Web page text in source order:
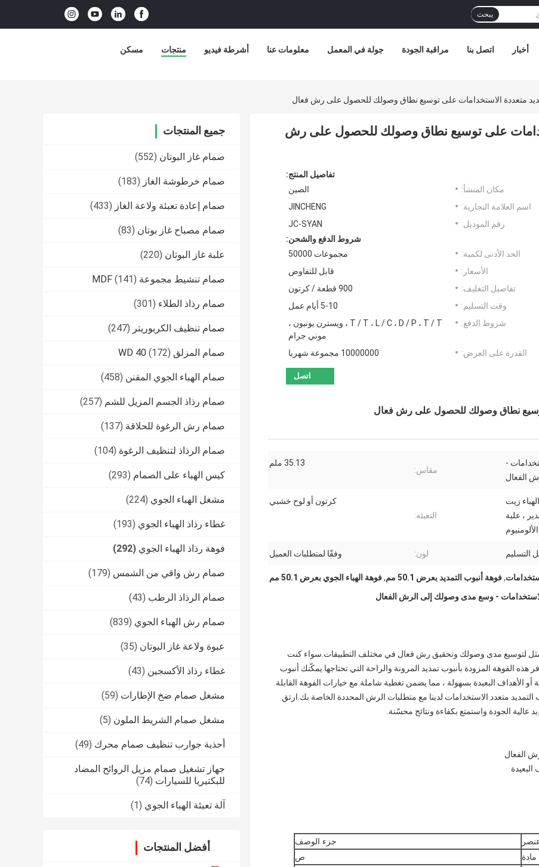
يبحث
مسكن منتجات أشرطة فيديو معلومات عنا جولة في المعمل مراقبة الجودة اتصل بنا أخبار
متعددة الاستخدامات على توسيع نطاق وصولك للحصول على رش فعال
جميع المنتجات
صمام غاز البوتان (552)
صمام خرطوشة الغاز (183)
صمام إعادة تعبئة ولاعة الغاز (433)
صمام مصباح غاز بوتان (83)
علبة غاز البوتان (220)
صمام تنشيط مجموعة MDF (141)
صمام رذاذ الطلاء (301)
صمام تنظيف الكربوريتر (247)
صمام المزلق WD 40 (172)
صمام الهباء الجوي المقنن (458)
صمام رذاذ الجسم المزيل للشم (257)
صمام رش الرغوة للحلاقة (137)
صمام الرذاذ لتنظيف الرغوة (104)
كيس الهباء على الصمام (293)
مشغل الهباء الجوي (224)
غطاء رذاذ الهباء الجوي (193)
فوهة رذاذ الهباء الجوي (292)
صمام رش واقي من الشمس (179)
صمام الرذاذ الرطب (43)
صمام رش الهباء الجوي (839)
عبوة ولاعة غاز البوتان (35)
غطاء رذاذ الأكسجين (43)
مشغل صمام ضخ الإطارات (59)
مشغل صمام الشريط الملون (5)
أحذية جوارب تنظيف صمام محرك (49)
جهاز تشغيل صمام مزيل الروائح المضاد
للبكتيريا للسيارات (74)
آلة تعبئة الهباء الجوي (1)
أفضل المنتجات
على توسيع نطاق وصولك للحصول على رش
تفاصيل المنتج:
مكان المنشأ:
الصين
اسم العلامة التجارية:
JINCHENG
رقم الموديل:
JC-SYAN
شروط الدفع والشحن:
الحد الأدنى لكمية:
مجموعات 50000
الأسعار:
قابل للتفاوض
تفاصيل التغليف:
900 قطعة / كرتون
وقت التسليم:
5-10 أيام عمل
شروط الدفع:
T / T ، L / C ، D / P ، T / T ، ويسترن يونيون ،
موني جرام
القدرة على العرض:
10000000 مجموعة شهريا
اتصل
توسيع نطاق وصولك للحصول على رش فعال
-
الفعال
مقاس:
35.13 ملم
زيت
، علبة
الألومنيوم
التعبئة:
كرتون أو لوح خشبي
التسليم لون: وفقًا لمتطلبات العميل
,فوهة أنبوب التمديد بعرض 50.1 مم ,فوهة الهباء الجوي بعرض 50.1 مم
- وسع مدى وصولك إلى الرش الفعال
لتوسيع مدى وصولك وتحقيق رش فعال في مختلف التطبيقات.سواء كنت
الفوهة المزودة بأنبوب تمديد المرونة والراحة التي تحتاجها.يمكّنك أنبوب
الأهداف البعيدة بسهولة ، مما يضمن تغطية شاملة.مع خيارات الفوهة القابلة
التمديد متعدد الاستخدامات لدينا مع متطلبات الرش المحددة الخاصة بك.ارتق
الجودة واستمتع بكفاءة ونتائج محسّنة.
الفعال
جزء الوصف
مادة
ص